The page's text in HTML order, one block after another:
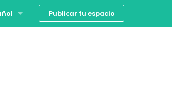
Publicar tu espacio